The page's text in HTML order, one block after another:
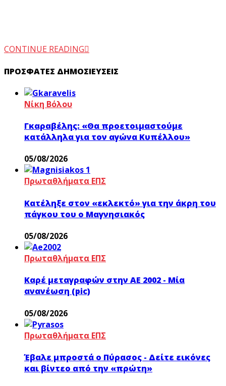
CONTINUE READING
ΠΡΌΣΦΑΤΕΣ ΔΗΜΟΣΙΕΎΣΕΙΣ
Νίκη Βόλου
Γκαραβέλης: «Θα προετοιμαστούμε
κατάλληλα για τον αγώνα Κυπέλλου»
05/08/2026
Πρωταθλήματα ΕΠΣ
Κατέληξε στον «εκλεκτό» για την άκρη του
πάγκου του ο Μαγνησιακός
05/08/2026
Πρωταθλήματα ΕΠΣ
Καρέ μεταγραφών στην ΑΕ 2002 - Μία
ανανέωση (pic)
05/08/2026
Πρωταθλήματα ΕΠΣ
Έβαλε μπροστά ο Πύρασος - Δείτε εικόνες
και βίντεο από την «πρώτη»